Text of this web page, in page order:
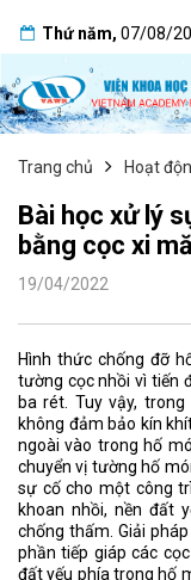
Thứ năm, 07/08/
Trang chủ Hoạt
Bài học xử lý
bằng cọc xi
19/04/2022
Hình thức chống đỡ
tường cọc nhồi vì tiến
ba rét. Tuy vậy,
không đảm bảo kín
ngoài vào trong hố
chuyển vị tường hố
sự cố cho một công
khoan nhồi, nền đất
chống thấm. Giải
phần tiếp giáp các
đất yếu phía trong hố